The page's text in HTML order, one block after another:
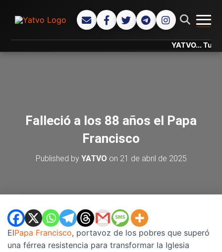
YATVO... Tu
Falleció a los 88 años el Papa
Francisco
Published by YATVO on 21 de abril de 2025
ElPapa Francisco, portavoz de los pobres que superó
una férrea resistencia para transformar la Iglesia